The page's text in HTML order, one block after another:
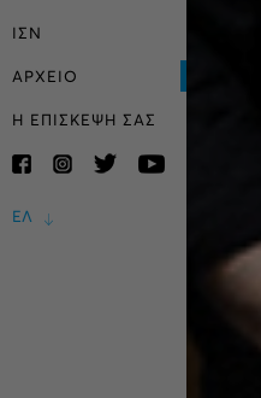
ΙΣΝ
ΑΡΧΕΙΟ
Η ΕΠΙΣΚΕΨΗ ΣΑΣ
ΕΛ